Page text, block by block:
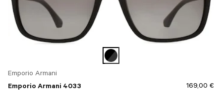
Emporio Armani
Emporio Armani 4033
169,00 €